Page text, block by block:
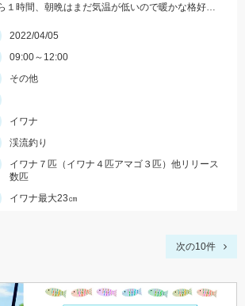
三遠南信道鳳来狭ICから１時間、朝晩はまだ気温が低いので暖かな格好で出かけて下さい。
2022/04/05
09:00～12:00
その他
イワナ
渓流釣り
イワナ７匹（イワナ４匹アマゴ３匹）他リリース
数匹
イワナ最大23㎝
次の10件